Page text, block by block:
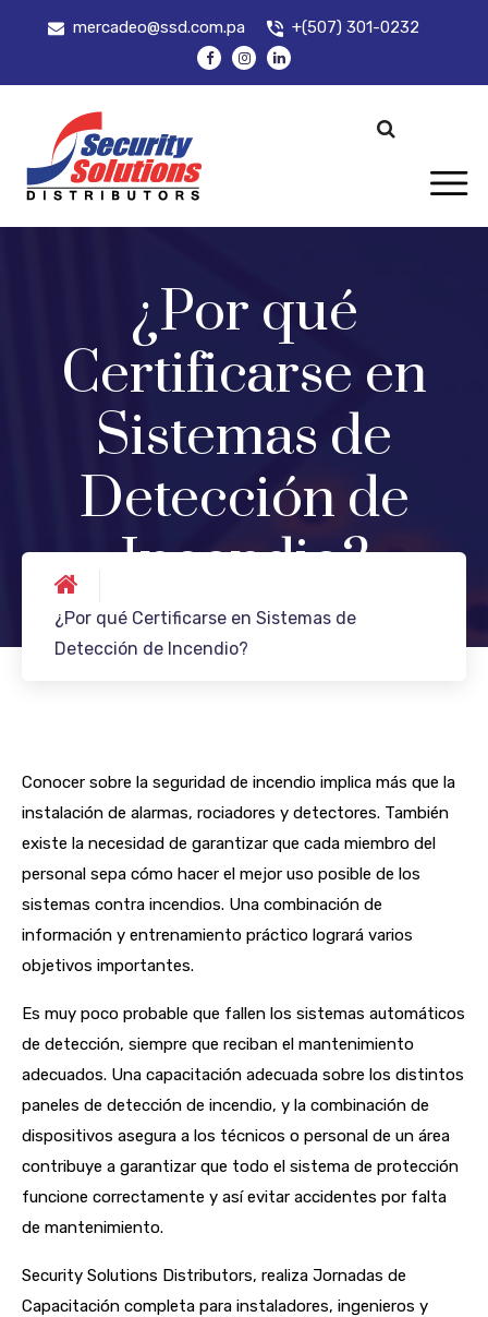
mercadeo@ssd.com.pa +(507) 301-0232
¿Por qué
Certificarse en
Sistemas de
Detección de
Incendio?
¿Por qué Certificarse en Sistemas de
Detección de Incendio?
Conocer sobre la seguridad de incendio implica más que la
instalación de alarmas, rociadores y detectores. También
existe la necesidad de garantizar que cada miembro del
personal sepa cómo hacer el mejor uso posible de los
sistemas contra incendios. Una combinación de
información y entrenamiento práctico logrará varios
objetivos importantes.
Es muy poco probable que fallen los sistemas automáticos
de detección, siempre que reciban el mantenimiento
adecuados. Una capacitación adecuada sobre los distintos
paneles de detección de incendio, y la combinación de
dispositivos asegura a los técnicos o personal de un área
contribuye a garantizar que todo el sistema de protección
funcione correctamente y así evitar accidentes por falta
de mantenimiento.
Security Solutions Distributors, realiza Jornadas de
Capacitación completa para instaladores, ingenieros y